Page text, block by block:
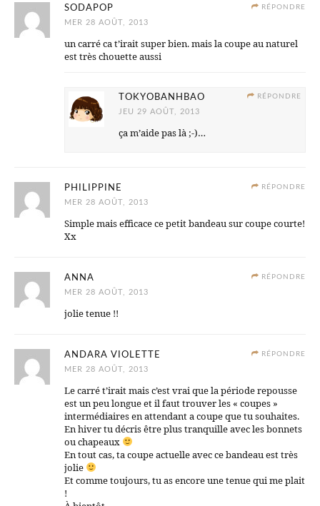
RÉPONDRE
SODAPOP
MER 28 AOÛT, 2013
un carré ca t’irait super bien. mais la coupe au naturel
est très chouette aussi
RÉPONDRE
TOKYOBANHBAO
JEU 29 AOÛT, 2013
ça m’aide pas là ;-)…
RÉPONDRE
PHILIPPINE
MER 28 AOÛT, 2013
Simple mais efficace ce petit bandeau sur coupe courte!
Xx
RÉPONDRE
ANNA
MER 28 AOÛT, 2013
jolie tenue !!
RÉPONDRE
ANDARA VIOLETTE
MER 28 AOÛT, 2013
Le carré t’irait mais c’est vrai que la période repousse
est un peu longue et il faut trouver les « coupes »
intermédiaires en attendant a coupe que tu souhaites.
En hiver tu décris être plus tranquille avec les bonnets
ou chapeaux
En tout cas, ta coupe actuelle avec ce bandeau est très
jolie
Et comme toujours, tu as encore une tenue qui me plait
!